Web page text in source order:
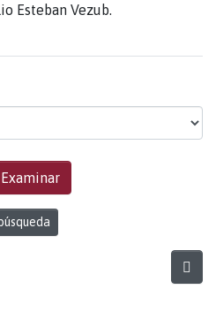
Esteban Vezub.
Fuego por Materia
Examinar